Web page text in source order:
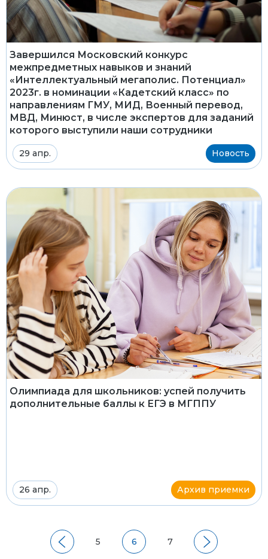
Завершился Московский конкурс
межпредметных навыков и знаний
«Интеллектуальный мегаполис. Потенциал»
2023г. в номинации «Кадетский класс» по
направлениям ГМУ, МИД, Военный перевод,
МВД, Минюст, в числе экспертов для заданий
которого выступили наши сотрудники
29 апр. Новость
Олимпиада для школьников: успей получить
дополнительные баллы к ЕГЭ в МГППУ
26 апр. Архив приемки
5 6 7